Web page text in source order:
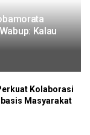
Kalau
Kolaborasi
Masyarakat